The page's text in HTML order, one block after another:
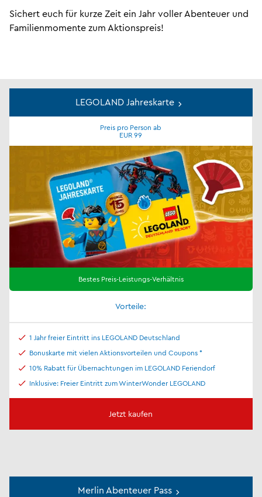
Sichert euch für kurze Zeit ein Jahr voller Abenteuer und
Familienmomente zum Aktionspreis!
LEGOLAND Jahreskarte
Preis pro Person ab
EUR 99
Bestes Preis-Leistungs-Verhältnis
Vorteile:
1 Jahr freier Eintritt ins LEGOLAND Deutschland
Bonuskarte mit vielen Aktionsvorteilen und Coupons *
10% Rabatt für Übernachtungen im LEGOLAND Feriendorf
Inklusive: Freier Eintritt zum WinterWonder LEGOLAND
Jetzt kaufen
Merlin Abenteuer Pass